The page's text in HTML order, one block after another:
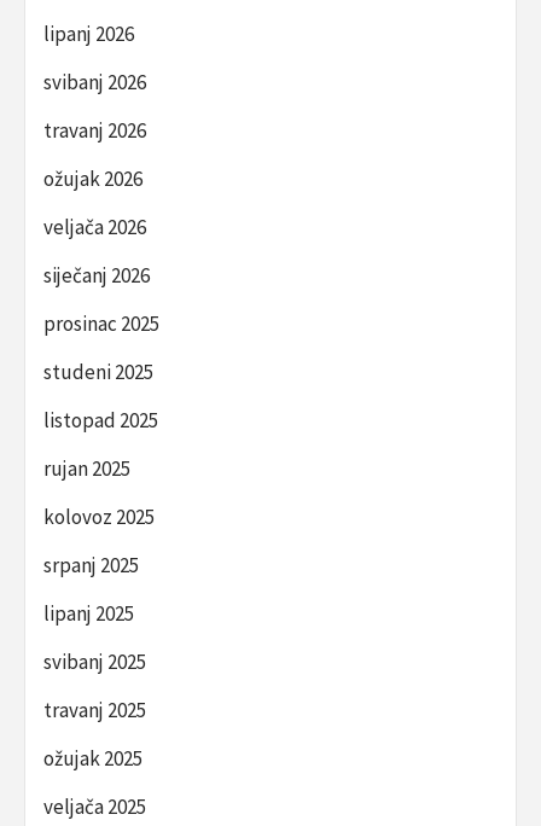
lipanj 2026
svibanj 2026
travanj 2026
ožujak 2026
veljača 2026
siječanj 2026
prosinac 2025
studeni 2025
listopad 2025
rujan 2025
kolovoz 2025
srpanj 2025
lipanj 2025
svibanj 2025
travanj 2025
ožujak 2025
veljača 2025